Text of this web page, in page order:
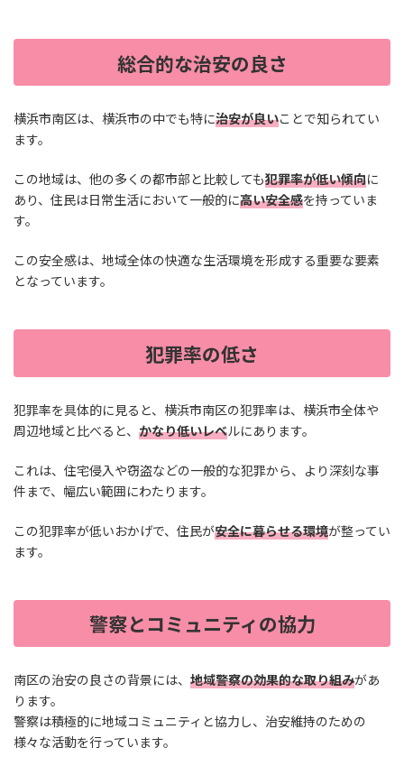
総合的な治安の良さ
横浜市南区は、横浜市の中でも特に治安が良いことで知られてい
ます。
この地域は、他の多くの都市部と比較しても犯罪率が低い傾向に
あり、住民は日常生活において一般的に高い安全感を持っていま
す。
この安全感は、地域全体の快適な生活環境を形成する重要な要素
となっています。
犯罪率の低さ
犯罪率を具体的に見ると、横浜市南区の犯罪率は、横浜市全体や
周辺地域と比べると、 かなり低いレベルにあります。
これは、住宅侵入や窃盗などの一般的な犯罪から、より深刻な事
件まで、幅広い範囲にわたります。
この犯罪率が低いおかげで、住民が安全に暮らせる環境が整ってい
ます。
警察とコミュニティの協力
南区の治安の良さの背景には、 地域警察の効果的な取り組みがあ
ります。
警察は積極的に地域コミュニティと協力し、治安維持のための
様々な活動を行っています。